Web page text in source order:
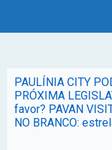
PAULÍNIA CITY
PRÓXIMA
favor? PAVAN
NO BRANCO: